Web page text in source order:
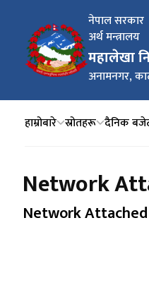
नेपाल सरकार
अर्थ मन्त्रालय
महालेखा
अनामनगर,
हाम्रोबारे स्रोतहरू दैनिक
Network
Network Attached